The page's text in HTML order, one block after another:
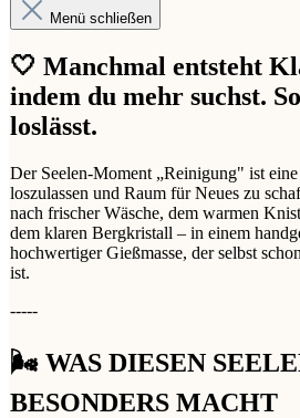
Menü schließen
🤍 Manchmal entsteht
indem du mehr suchst.
loslässt.
Der Seelen-Moment „Reinigung" ist
loszulassen und Raum für Neues zu
nach frischer Wäsche, dem warmen
dem klaren Bergkristall – in einem
hochwertiger Gießmasse, der selbst
ist.
-----
🌬️ WAS DIESEN
BESONDERS MACHT